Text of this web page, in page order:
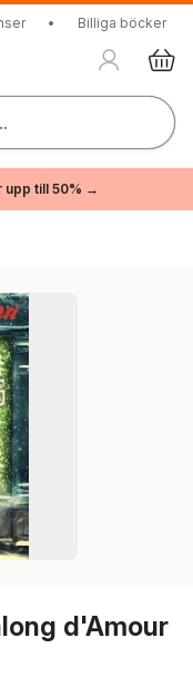
• Billiga böcker
upp till 50% →
d'Amour